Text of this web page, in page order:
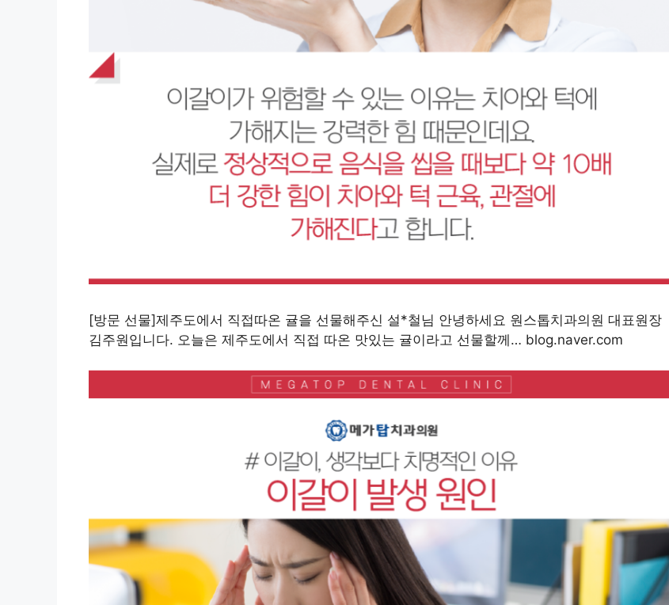
[방문 선물]제주도에서 직접따온 귤을 선물해주신 설*철님 안녕하세요 원스톱치과의원 대표원장
김주원입니다. 오늘은 제주도에서 직접 따온 맛있는 귤이라고 선물할께… blog.naver.com